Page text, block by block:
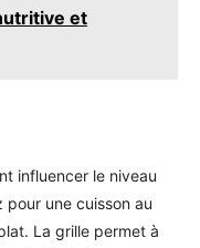
et
influencer le niveau
pour une cuisson au
La grille permet à